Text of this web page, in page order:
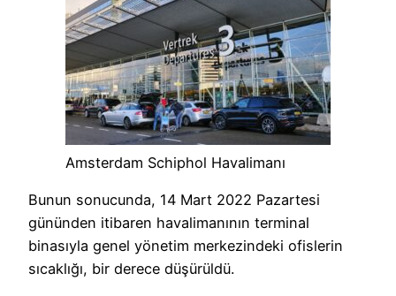
Amsterdam Schiphol Havalimanı
Bunun sonucunda, 14 Mart 2022 Pazartesi
gününden itibaren havalimanının terminal
binasıyla genel yönetim merkezindeki ofislerin
sıcaklığı, bir derece düşürüldü.